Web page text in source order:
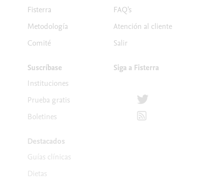
Fisterra
Metodología
Comité
Suscríbase
Instituciones
Prueba gratis
Boletines
Destacados
Guías clínicas
Dietas
FAQ's
Atención al cliente
Salir
Siga a Fisterra
Síguenos en Twitter
Suscríbete para recibir